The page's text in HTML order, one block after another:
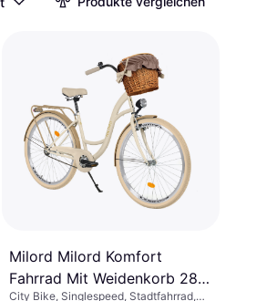
Milord Milord Komfort
Fahrrad Mit Weidenkorb 28
City Bike, Singlespeed, Stadtfahrrad,